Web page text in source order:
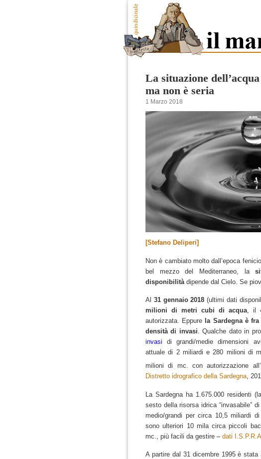
La situazione
ma non è seria
1 Marzo 2018
[Stefano Deliperi]
Non è cambiato molto dall’epoca
bel mezzo del Mediterraneo, la
disponibilità dipende dal Cielo. Se
Al 31 gennaio 2018 (ultimi dati
milioni di metri cubi di acqua, il
autorizzata. Eppure la Sardegna è
densità di invasi.Qualche dato in
invasi di grandi/medie dimensioni
attuale di 2 miliardi e 280 milioni di
milioni di mc. con autorizzazione
Distretto idrografico della Sardegna,
La Sardegna ha 1.675.000 residenti
sesto della risorsa idrica “invasabile”
medio/grandi per circa 10,5 miliardi
sono ulteriori 10 mila circa piccoli
mc., più facili da gestire – dati I.S.P.R.A.
A partire dal 31 dicembre 1995 è